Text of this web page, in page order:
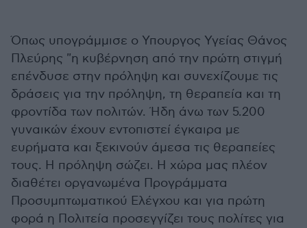
Όπως υπογράμμισε ο Υπουργος Υγείας Θάνος
Πλεύρης "η κυβέρνηση από την πρώτη στιγμή
επένδυσε στην πρόληψη και συνεχίζουμε τις
δράσεις για την πρόληψη, τη θεραπεία και τη
φροντίδα των πολιτών. Ήδη άνω των 5.200
γυναικών έχουν εντοπιστεί έγκαιρα με
ευρήματα και ξεκινούν άμεσα τις θεραπείες
τους. Η πρόληψη σώζει. Η χώρα μας πλέον
διαθέτει οργανωμένα Προγράμματα
Προσυμπτωματικού Ελέγχου και για πρώτη
φορά η Πολιτεία προσεγγίζει τους πολίτες για